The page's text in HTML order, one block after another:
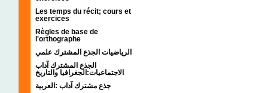
Les temps du récit; cours et
exercices
Règles de base de
l'orthographe
الرياضيات الجذع المشترك علمي
الجذع المشترك آداب
الاجتماعيات:الجغرافيا والتاريخ
جذع مشترك آداب :العربية